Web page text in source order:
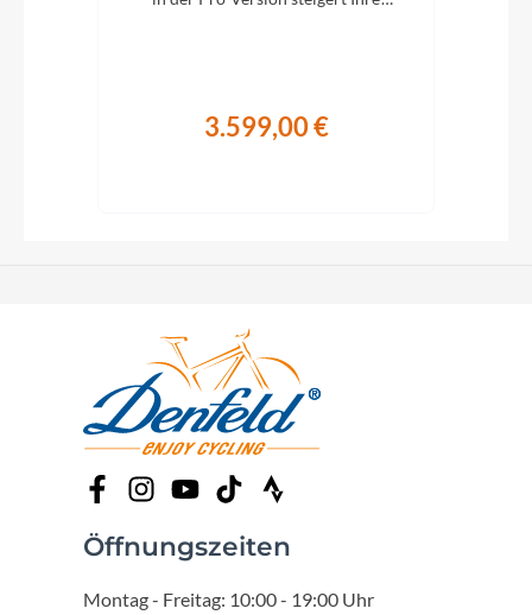
3.599,00 €
Öffnungszeiten
Montag - Freitag: 10:00 - 19:00 Uhr